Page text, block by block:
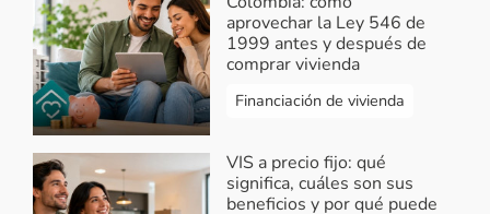
aprovechar la Ley 546 de
1999 antes y después de
comprar vivienda
Financiación de vivienda
VIS a precio fijo: qué
significa, cuáles son sus
beneficios y por qué puede